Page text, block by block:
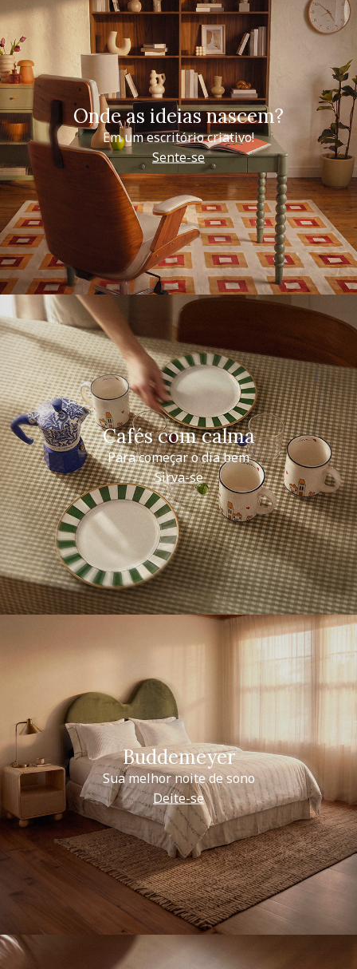
Onde as ideias nascem?
Em um escritório criativo!
Sente-se
Cafés com calma
Para começar o dia bem
Sirva-se
Buddemeyer
Sua melhor noite de sono
Deite-se